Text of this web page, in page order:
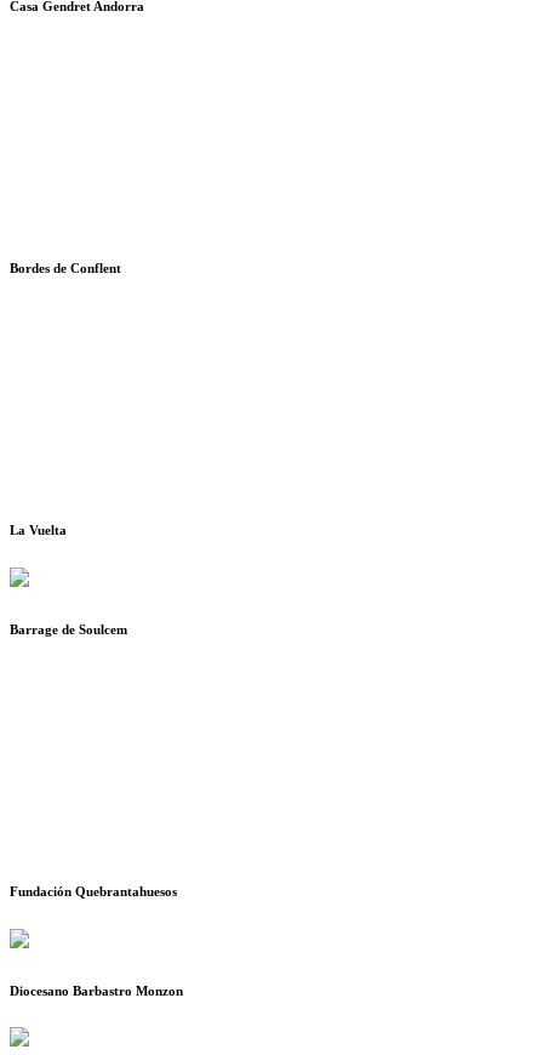
Casa Gendret Andorra
Bordes de Conflent
La Vuelta
Barrage de Soulcem
Fundación Quebrantahuesos
Diocesano Barbastro Monzon